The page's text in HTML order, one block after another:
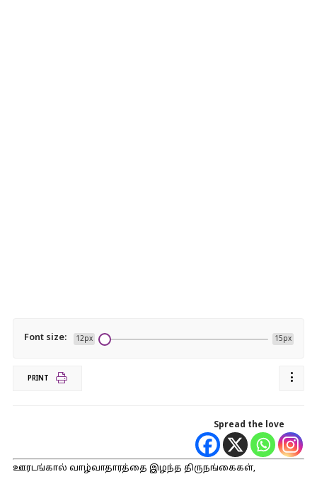
Font size: 12px 15px
PRINT
Spread the love
ஊரடங்கால் வாழ்வாதாரத்தை இழந்த திருநங்கைகள்,